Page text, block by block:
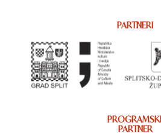
PARTNERI
PROGRAMSKI
PARTNER